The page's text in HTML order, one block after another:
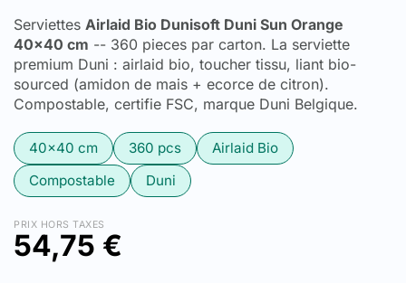
Serviettes Airlaid Bio Dunisoft Duni Sun Orange
40x40 cm -- 360 pieces par carton. La serviette
premium Duni : airlaid bio, toucher tissu, liant bio-
sourced (amidon de mais + ecorce de citron).
Compostable, certifie FSC, marque Duni Belgique.
40x40 cm 360 pcs
Airlaid Bio
Compostable
Duni
PRIX HORS TAXES
54,75 €